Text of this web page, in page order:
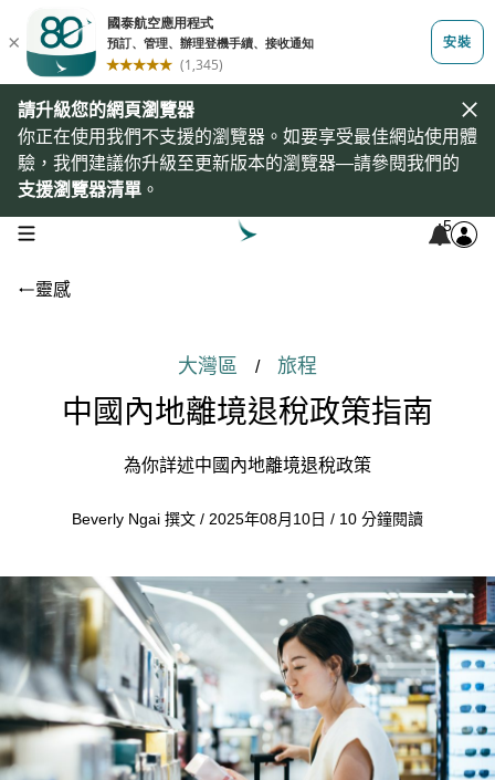
請升級您的網頁瀏覽器
你正在使用我們不支援的瀏覽器。如要享受最佳網站使用體
驗，我們建議你升級至更新版本的瀏覽器—請參閱我們的
支援瀏覽器清單 。
open navigation menu 5
靈感
大灣區 / 旅程
中國內地離境退稅政策指南
為你詳述中國內地離境退稅政策
Beverly Ngai 撰文 / 2025年08月10日 / 10 分鐘閱讀